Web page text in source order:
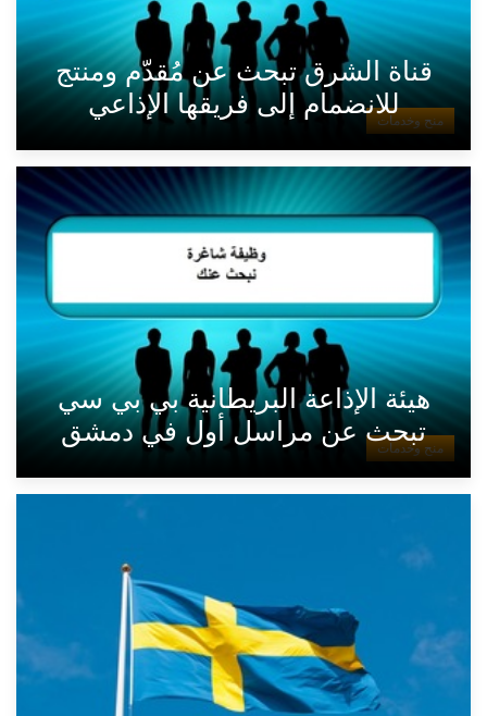
منح وخدمات
قناة الشرق تبحث عن مُقدّم ومنتج
للانضمام إلى فريقها الإذاعي
منح وخدمات
هيئة الإذاعة البريطانية بي بي سي
تبحث عن مراسل أول في دمشق